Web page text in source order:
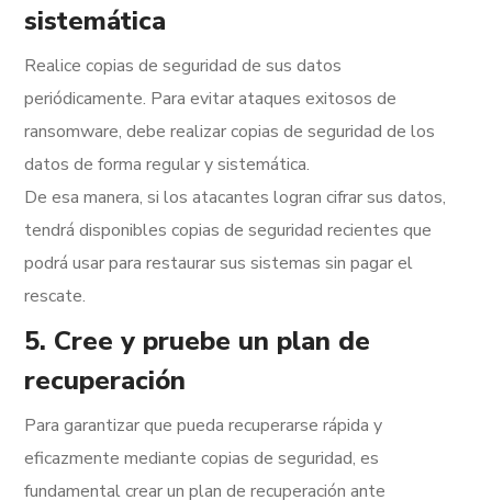
sistemática
Realice copias de seguridad de sus datos
periódicamente. Para evitar ataques exitosos de
ransomware, debe realizar copias de seguridad de los
datos de forma regular y sistemática.
De esa manera, si los atacantes logran cifrar sus datos,
tendrá disponibles copias de seguridad recientes que
podrá usar para restaurar sus sistemas sin pagar el
rescate.
5. Cree y pruebe un plan de
recuperación
Para garantizar que pueda recuperarse rápida y
eficazmente mediante copias de seguridad, es
fundamental crear un plan de recuperación ante